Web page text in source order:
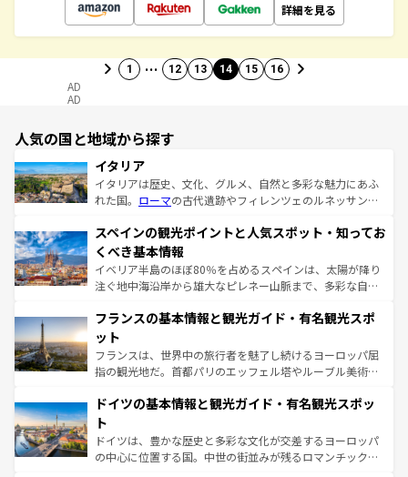
詳細を見る
1 … 12 13 14 15 16
AD
AD
人気の国と地域から探す
イタリア
イタリアは歴史、文化、グルメ、自然と多彩な魅力にあふ
れた国。 ローマの古代遺跡やフィレンツェのルネッサンス
ろん、トスカーナの美しい田園風景やアマルフィ海岸の絶
景など、自然景観も見逃せない。観光の合間には、本場の
ピザやパスタなど、絶品のイタリア料理を堪能することも
できる。朝目覚めてから夜眠るまで、すべての瞬間を楽し
なお、新着のイタリア情報はコンテンツ一覧を参照してほ
しい。
スペインの観光ポイントと人気スポット・知ってお
くべき基本情報
イベリア半島のほぼ80％を占めるスペインは、太陽が降り
注ぐ地中海沿岸から雄大なピレネー山脈まで、多彩な自然
文化が根付くこの国では、情熱的なフラメンコ、熱気あふ
れる闘牛、そして美味しいタパスが生活の一部となってい
る。首都マドリードの洗練された雰囲気や、バルセロナの
アートに溢れた街角から、地方では古代ローマ遺跡や中世
せる。地方によって風土や気候が異なるスペインはその個
ンテンツ一覧 を参照してほしい。
フランスの基本情報と観光ガイド・有名観光スポ
ット
フランスは、世界中の旅行者を魅了し続けるヨーロッパ屈
指の観光地だ。首都パリのエッフェル塔やルーブル美術館
で、幅広い魅力が詰まっている。華麗な宮殿、歴史的な大
聖堂、美しいビーチ、そして豊かな自然が、訪れる者を心
から魅了する。また、フランスは美食の国としても知ら
れ、フランス料理はユネスコ無形文化遺産にも登録されて
ドイツの基本情報と観光ガイド・有名観光スポッ
ト
ドイツは、豊かな歴史と多彩な文化が交差するヨーロッパ
の中心に位置する国。中世の街並みが残るロマンチック街